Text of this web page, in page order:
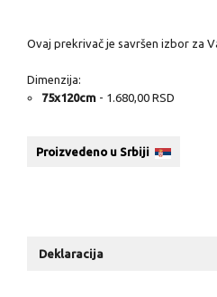
Ovaj prekrivač je savršen izbor za
Dimenzija:
75x120cm- 1.680,00 RSD
Proizvedeno u Srbiji
Deklaracija